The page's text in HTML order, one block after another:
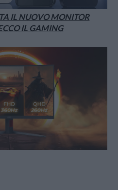
IL NUOVO MONITOR
IL GAMING